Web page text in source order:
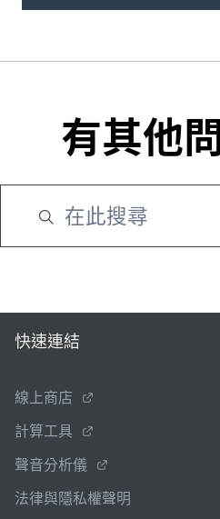
有其他
快速連結
線上商店
計算工具
聲音分析儀
法律與隱私權聲明